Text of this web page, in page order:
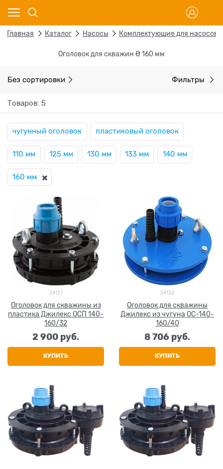
Главная Каталог Насосы Комплектующие для насосов
Оголовок для скважин Ø 160 мм
Без сортировки Фильтры
Товаров: 5
чугунный оголовок пластиковый оголовок
110 мм 125 мм 130 мм 133 мм 140 мм
160 мм
24127
Оголовок для скважины из
пластика Джилекс ОСП 140-
160/32
2 900 руб.
КУПИТЬ
24132
Оголовок для скважины
Джилекс из чугуна ОС-140-
160/40
8 706 руб.
КУПИТЬ